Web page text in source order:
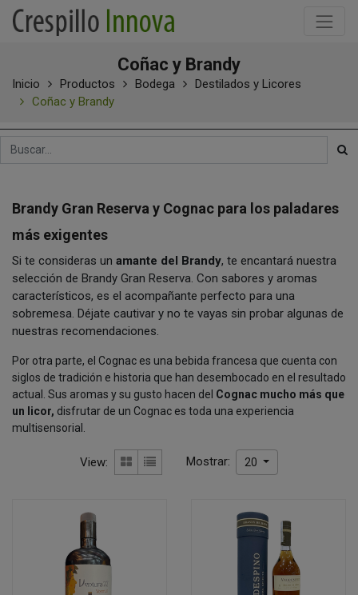
Coñac y Brandy
Inicio Productos Bodega
Destilados y Licores
Coñac y Brandy
Brandy Gran Reserva y Cognac para los paladares
más exigentes
Si te consideras un amante del Brandy, te encantará nuestra
selección de Brandy Gran Reserva. Con sabores y aromas
característicos, es el acompañante perfecto para una
sobremesa. Déjate cautivar y no te vayas sin probar algunas de
nuestras recomendaciones.
Por otra parte, el Cognac es una bebida francesa que cuenta con
siglos de tradición e historia que han desembocado en el resultado
actual. Sus aromas y su gusto hacen del Cognac mucho más que
un licor, disfrutar de un Cognac es toda una experiencia
multisensorial.
View: Mostrar: 20